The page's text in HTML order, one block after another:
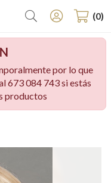
Buscar 0
por lo que
673 084 743 si estás
productos